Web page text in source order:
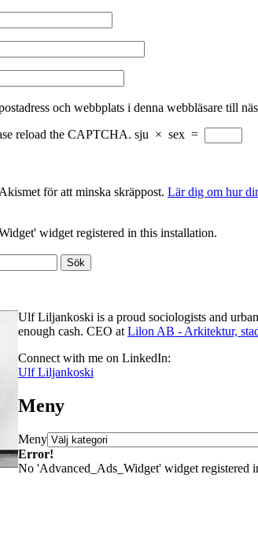
och webbplats i denna webbläsare till
reload the CAPTCHA. sju × sex =
för att minska skräppost. Lär dig om hur
widget registered in this installation.
Ulf Liljankoski is a proud sociologists and
enough cash. CEO at Lilon AB - Arkitektur,
Connect with me on LinkedIn:
Ulf Liljankoski
Meny
Meny
Error!
No 'Advanced_Ads_Widget' widget registered